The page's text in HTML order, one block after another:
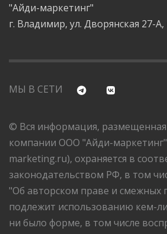
"Айди-маркетинг"
г. Владимир, ул. Дворянская 27-А,
МЫ В СЕТИ
© Вся информация, размещенная
компании ООО "Айди-маркетинг"
marketing.ru), охраняется в
законодательством РФ, в том
"Об авторском праве и смежных
подлежит использованию кем-
ни было форме, в том числе